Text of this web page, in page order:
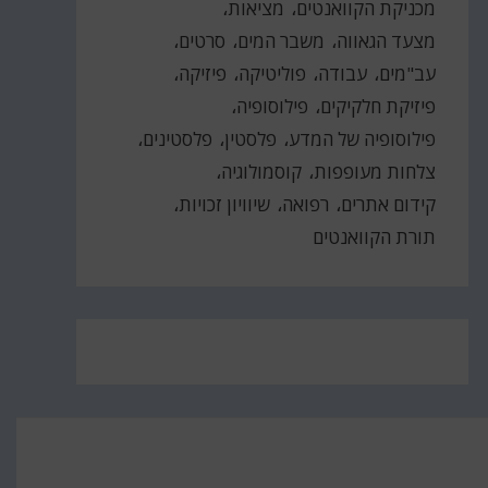
מכניקת הקוואנטים
מציאות
מצעד הגאווה
משבר המים
סרטים
עב"מים עבודה פוליטיקה
פיזיקה
פיזיקת חלקיקים
פילוסופיה
פילוסופיה של המדע פלסטין פלסטינים
צלחות מעופפות קוסמולוגיה
קידום אתרים
רפואה שיוויון זכויות
תורת הקוואנטים